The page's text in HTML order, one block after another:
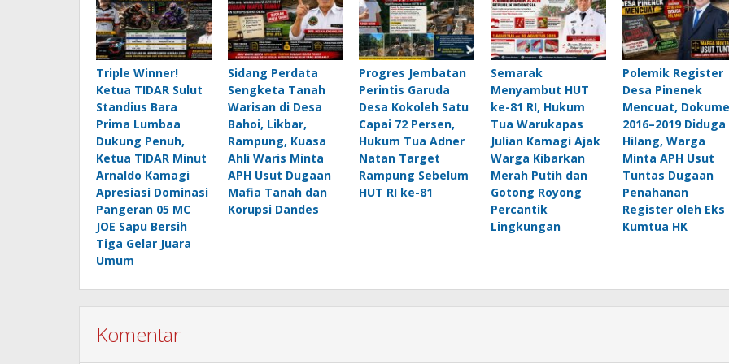
Triple Winner!
Ketua TIDAR Sulut
Standius Bara
Prima Lumbaa
Dukung Penuh,
Ketua TIDAR Minut
Arnaldo Kamagi
Apresiasi Dominasi
Pangeran 05 MC
JOE Sapu Bersih
Tiga Gelar Juara
Umum
Sidang Perdata
Sengketa Tanah
Warisan di Desa
Bahoi, Likbar,
Rampung, Kuasa
Ahli Waris Minta
APH Usut Dugaan
Mafia Tanah dan
Korupsi Dandes
Progres Jembatan
Perintis Garuda
Desa Kokoleh Satu
Capai 72 Persen,
Hukum Tua Adner
Natan Target
Rampung Sebelum
HUT RI ke-81
Semarak
Menyambut HUT
ke-81 RI, Hukum
Tua Warukapas
Julian Kamagi Ajak
Warga Kibarkan
Merah Putih dan
Gotong Royong
Percantik
Lingkungan
Polemik Register
Desa Pinenek
Mencuat,
2016–2019 Diduga
Hilang, Warga
Minta APH Usut
Tuntas Dugaan
Penahanan
Register oleh Eks
Kumtua HK
Komentar